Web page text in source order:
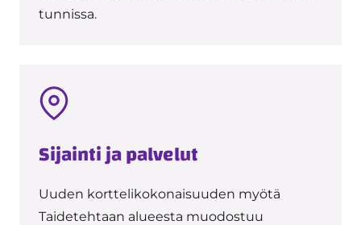
tunnissa.
Sijainti ja palvelut
Uuden korttelikokonaisuuden myötä
Taidetehtaan alueesta muodostuu